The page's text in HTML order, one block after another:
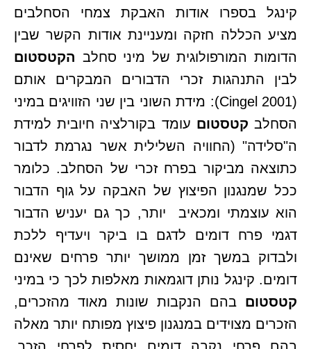
קינגל בספרו אודות האבקת צמחי הסחלבים
מציע הכללה חזקה ומעניינת אודות הקשר שבין
הדומות המורפולוגית של מיני סחלב הקטסטום
לבין התנהגות זכרי הדבורים המבקרים אותם
(Cingel 2001): מידת השוני בין שני הזוויגים במיני
הסחלב קטסטום עומד בקורלציה חיובית למידת
ה"סלידה" (החוויה השלילית אשר נגרמת לדבור
כתוצאה מביקור בפרח זכרי של הסחלב. כלומר
ככל שמנגנון הפיצוץ של האבקה על גוף הדבור
הוא עוצמתי ומכאיב יותר, כך גם יעניש הדבור
דגמי פרח דומים לדגם בו ביקר ויעדיף ללכת
ולבדוק במשך זמן ממושך יותר פרחים שאינם
דומים. קינגל נותן דוגמאות מאלפות לכך כי במיני
קטסטום בהם הנקבות שונות מאוד מהזכרים,
הזכרים מצוידים במנגנון פיצוץ מפותח יותר מאלה